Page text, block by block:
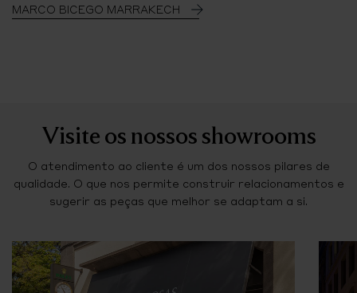
MARCO BICEGO MARRAKECH
Visite os nossos showrooms
O atendimento ao cliente é um dos nossos pilares de
qualidade. O que nos permite construir relacionamentos e
sugerir as peças que melhor se adaptam a si.